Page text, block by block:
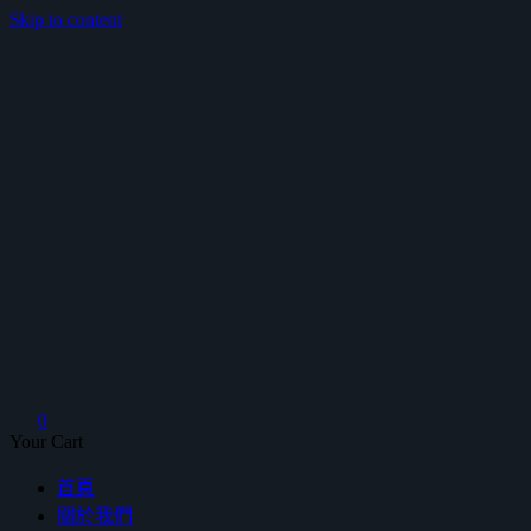
Skip to content
0
Your Cart
首頁
關於我們